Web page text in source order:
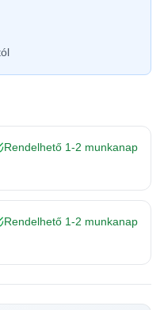
Rendelhető 1-2 munkanap
Rendelhető 1-2 munkanap